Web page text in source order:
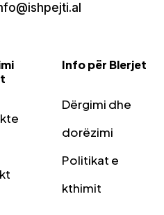
Info për Blerjet
Dërgimi dhe
dorëzimi
Politikat e
kthimit